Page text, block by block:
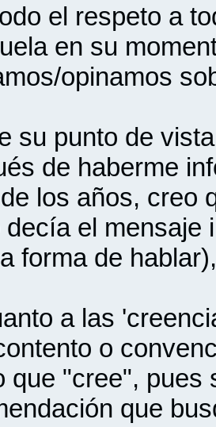
el respeto a
en su
opinamos
su punto de
de haberme
los años, creo
decía el mensaje
forma de
a las
o
que "cree", pues
que